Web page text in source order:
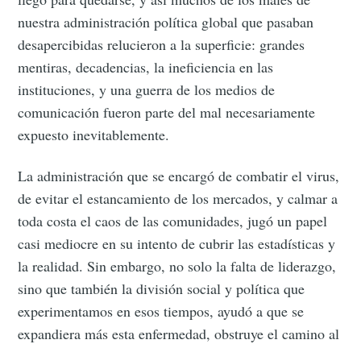
nuestra administración política global que pasaban
desapercibidas relucieron a la superficie: grandes
mentiras, decadencias, la ineficiencia en las
instituciones, y una guerra de los medios de
comunicación fueron parte del mal necesariamente
expuesto inevitablemente.
La administración que se encargó de combatir el virus,
de evitar el estancamiento de los mercados, y calmar a
toda costa el caos de las comunidades, jugó un papel
casi mediocre en su intento de cubrir las estadísticas y
la realidad. Sin embargo, no solo la falta de liderazgo,
sino que también la división social y política que
experimentamos en esos tiempos, ayudó a que se
expandiera más esta enfermedad, obstruye el camino al